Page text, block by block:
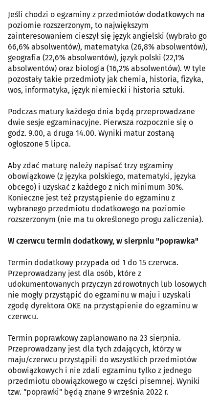
Jeśli chodzi o egzaminy z przedmiotów dodatkowych na
poziomie rozszerzonym, to największym
zainteresowaniem cieszył się język angielski (wybrało go
66,6% absolwentów), matematyka (26,8% absolwentów),
geografia (22,6% absolwentów), język polski (22,1%
absolwentów) oraz biologia (16,2% absolwentów). W tyle
pozostały takie przedmioty jak chemia, historia, fizyka,
wos, informatyka, język niemiecki i historia sztuki.
Podczas matury każdego dnia będą przeprowadzane
dwie sesje egzaminacyjne. Pierwsza rozpocznie się o
godz. 9.00, a druga 14.00. Wyniki matur zostaną
ogłoszone 5 lipca.
Aby zdać maturę należy napisać trzy egzaminy
obowiązkowe (z języka polskiego, matematyki, języka
obcego) i uzyskać z każdego z nich minimum 30%.
Konieczne jest też przystąpienie do egzaminu z
wybranego przedmiotu dodatkowego na poziomie
rozszerzonym (nie ma tu określonego progu zaliczenia).
W czerwcu termin dodatkowy, w sierpniu "poprawka"
Termin dodatkowy przypada od 1 do 15 czerwca.
Przeprowadzany jest dla osób, które z
udokumentowanych przyczyn zdrowotnych lub losowych
nie mogły przystąpić do egzaminu w maju i uzyskali
zgodę dyrektora OKE na przystąpienie do egzaminu w
czerwcu.
Termin poprawkowy zaplanowano na 23 sierpnia.
Przeprowadzany jest dla tych zdających, którzy w
maju/czerwcu przystąpili do wszystkich przedmiotów
obowiązkowych i nie zdali egzaminu tylko z jednego
przedmiotu obowiązkowego w części pisemnej. Wyniki
tzw. "poprawki" będą znane 9 września 2022 r.